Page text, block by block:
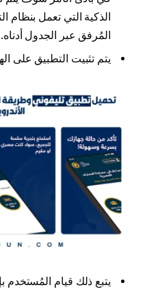
المُرفق عبر الجدول أدناه.
يتم تثبيت التطبيق على
يتبع ذلك قيام